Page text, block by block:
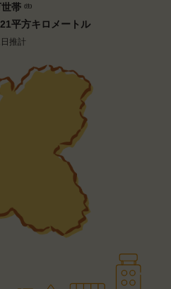
帯 (注)
平方キロメートル
推計